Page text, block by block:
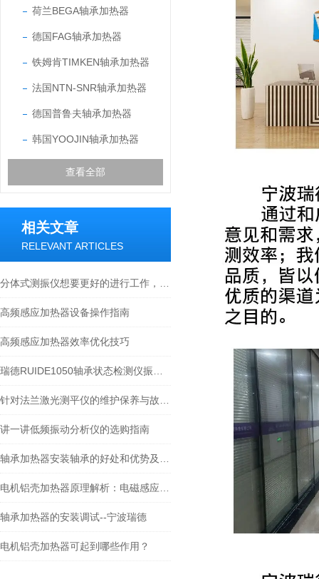
荷兰BEGA轴承加热器
德国FAG轴承加热器
铁姆肯TIMKEN轴承加热器
法国NTN-SNR轴承加热器
德国普鲁夫轴承加热器
韩国YOOJIN轴承加热器
查看全部
相关文章
RELEVANT ARTICLES
高频感应加热器设备操作指南
高频感应加热器效率优化技巧
讲一讲低频振动分析仪的选购指南
轴承加热器的安装调试--宁波瑞德
电机铝壳加热器可起到哪些作用？